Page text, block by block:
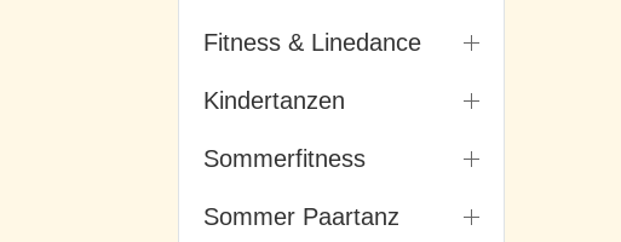
Fitness & Linedance
Kindertanzen
Sommerfitness
Sommer Paartanz